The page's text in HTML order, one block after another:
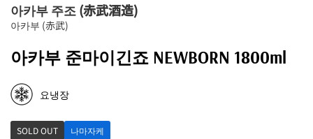
아카부 주조 (赤武酒造)
아카부 (赤武)
아카부 준마이긴죠 NEWBORN 1800ml
요냉장
SOLD OUT 나마자케